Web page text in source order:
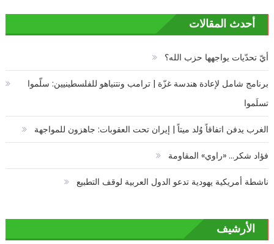
أحدث المقالات
أيّ تحدّيات يواجهها حزب الله؟
برنامج شامل لإعادة هندسة غزّة | ترامب ونتنياهو للفلسطينيين: سلّموا
تسلَموا
الغرب يدفن اتفاقاً وُلد ميتاً | إيران تحت العقوبات: جاهزون للمواجهة
فؤاد شكر… «راوي» المقاومة
ناشطة أمريكية يهودية تدعو الدول العربية لوقف التطبيع
الأرشيف